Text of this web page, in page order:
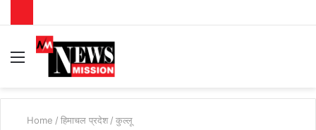
Menu
Home / हिमाचल प्रदेश / कुल्लू